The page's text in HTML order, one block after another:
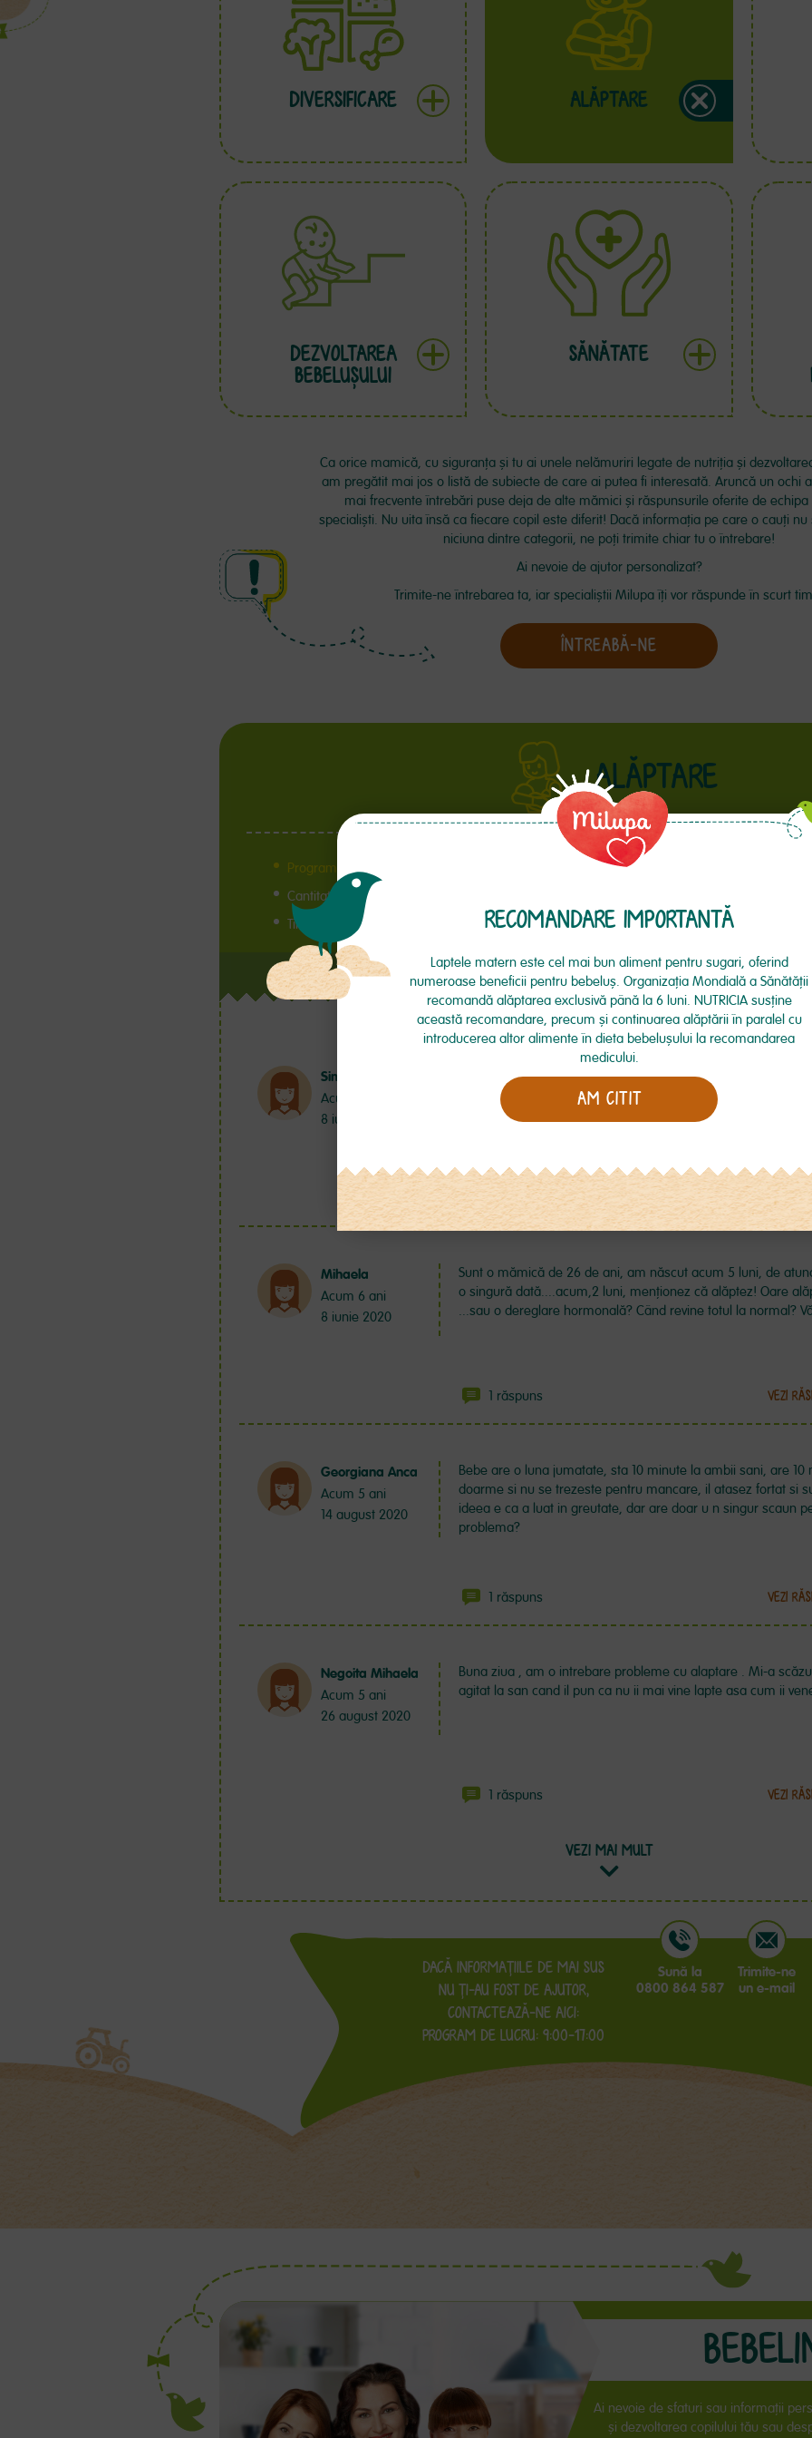
DIVERSIFICARE ALĂPTARE
DEZVOLTAREA
BEBELUȘULUI
SĂNĂTATE
Ca orice mamică, cu siguranța și tu ai unele nelămuriri legate de nutriția și
am pregătit mai jos o listă de subiecte de care ai putea fi interesată. Aruncă un ochi
mai frecvente întrebări puse deja de alte mămici și răspunsurile oferite de
specialiști. Nu uita însă ca fiecare copil este diferit! Dacă informaţia pe care o cauți nu
niciuna dintre categorii, ne poţi trimite chiar tu o întrebare!
Ai nevoie de ajutor personalizat?
Trimite-ne întrebarea ta, iar specialiștii Milupa îți vor răspunde în scurt
ÎNTREABĂ-NE
ALĂPTARE
Program alăptare
Cantitate lapte
Timp de supt
Răni alăptare/ ragade / dureri
Scaunele bebelușului
85 întrebări | 8 răspunsuri
Simona
Acum 6 ani
8 iunie 2020
Alăptez un băiețel de 5 luni și am răcit foarte tare, tușesc,
în gât. Febră nu am. Ce aș putea lua pentru a alăpta în
1 răspuns VEZI
Mihaela
Acum 6 ani
8 iunie 2020
Sunt o mămică de 26 de ani, am născut acum 5 luni, de
o singură dată....acum,2 luni, menționez că alăptez! Oare
...sau o dereglare hormonală? Când revine totul la normal?
1 răspuns VEZI
Georgiana Anca
Acum 5 ani
14 august 2020
Bebe are o luna jumatate, sta 10 minute la ambii sani, are
doarme si nu se trezeste pentru mancare, il atasez fortat si
ideea e ca a luat in greutate, dar are doar u n singur scaun
problema?
1 răspuns VEZI
Negoita Mihaela
Acum 5 ani
26 august 2020
Buna ziua , am o intrebare probleme cu alaptare . Mi-a
agitat la san cand il pun ca nu ii mai vine lapte asa cum ii
1 răspuns VEZI
VEZI MAI MULT
DACĂ INFORMAŢIILE DE MAI SUS
NU ŢI-AU FOST DE AJUTOR,
CONTACTEAZĂ-NE AICI:
PROGRAM DE LUCRU: 9:00-17:00
Sună la
0800 864 587
Trimite-ne
un e-mail
Ai nevoie de sfaturi sau informaţii
și dezvoltarea copilului tău sau
RECOMANDARE IMPORTANTĂ
Laptele matern este cel mai bun aliment pentru sugari, oferind
numeroase beneficii pentru bebeluş. Organizaţia Mondială a Sănătăţii
recomandă alăptarea exclusivă până la 6 luni. NUTRICIA susţine
această recomandare, precum şi continuarea alăptării în paralel cu
introducerea altor alimente în dieta bebeluşului la recomandarea
medicului.
AM CITIT